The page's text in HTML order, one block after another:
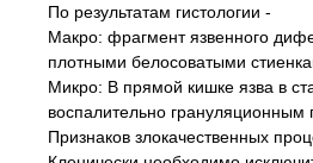
По результатам гистологии -
Макро: фрагмент язвенного
плотными белосоватыми
Микро: В прямой кишке язва в
воспалительно грануляционным
Признаков злокачественных